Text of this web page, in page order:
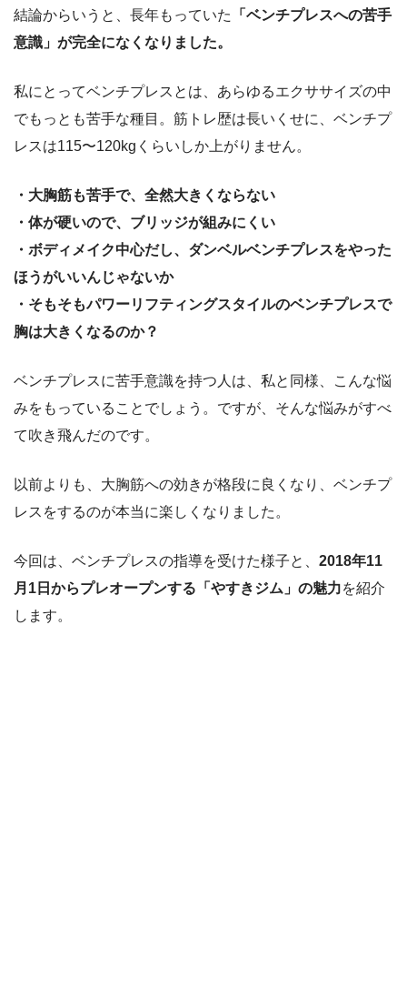
結論からいうと、長年もっていた
「ベンチプレスへの苦手
意識」が完全になくなりました。
私にとってベンチプレスとは、あらゆるエクササイズの中
でもっとも苦手な種目。筋トレ歴は長いくせに、ベンチプ
レスは115〜120kgくらいしか上がりません。
・大胸筋も苦手で、全然大きくならない
・体が硬いので、ブリッジが組みにくい
・ボディメイク中心だし、ダンベルベンチプレスをやった
ほうがいいんじゃないか
・そもそもパワーリフティングスタイルのベンチプレスで
胸は大きくなるのか？
ベンチプレスに苦手意識を持つ人は、私と同様、こんな悩
みをもっていることでしょう。ですが、そんな悩みがすべ
て吹き飛んだのです。
以前よりも、大胸筋への効きが格段に良くなり、ベンチプ
レスをするのが本当に楽しくなりました。
今回は、ベンチプレスの指導を受けた様子と、 2018年11
月1日からプレオープンする「やすきジム」の魅力を紹介
します。